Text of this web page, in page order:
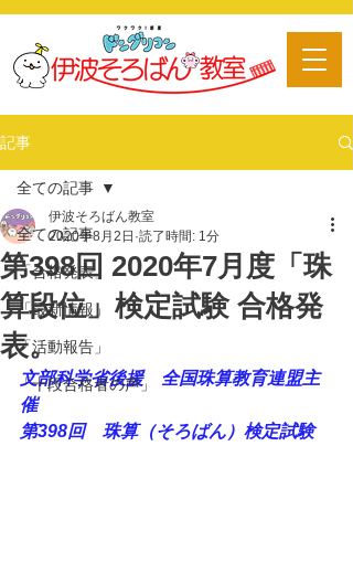
記事
全ての記事
「合格発表」
「最新情報」
「活動報告」
「十段合格者の声」
全ての記事
第398回 2020年7月度「珠
算段位」検定試験 合格発
表。
伊波そろばん教室
2020年8月2日 読了時間: 1分
文部科学省後援　全国珠算教育連盟主
催
第398回　珠算（そろばん）検定試験